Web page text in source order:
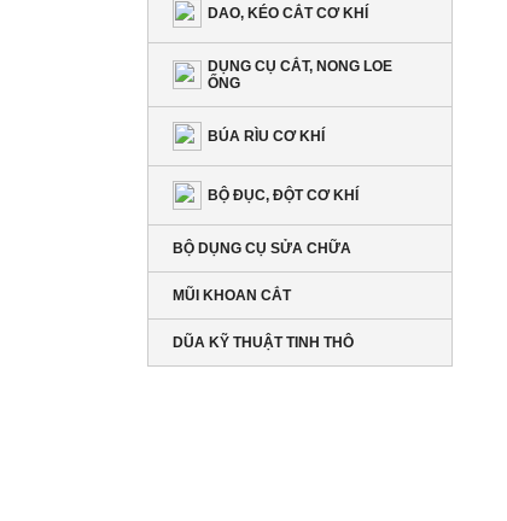
DAO, KÉO CẮT CƠ KHÍ
DỤNG CỤ CẮT, NONG LOE
ỐNG
BÚA RÌU CƠ KHÍ
BỘ ĐỤC, ĐỘT CƠ KHÍ
BỘ DỤNG CỤ SỬA CHỮA
MŨI KHOAN CẮT
DŨA KỸ THUẬT TINH THÔ